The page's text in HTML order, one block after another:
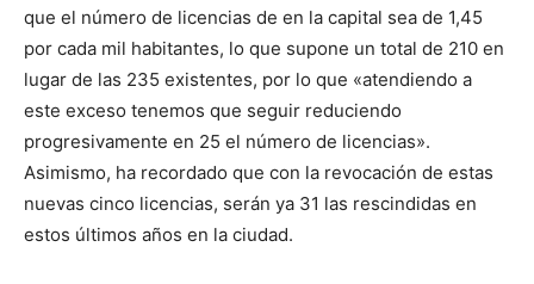
que el número de licencias de en la capital sea de 1,45
por cada mil habitantes, lo que supone un total de 210 en
lugar de las 235 existentes, por lo que «atendiendo a
este exceso tenemos que seguir reduciendo
progresivamente en 25 el número de licencias».
Asimismo, ha recordado que con la revocación de estas
nuevas cinco licencias, serán ya 31 las rescindidas en
estos últimos años en la ciudad.